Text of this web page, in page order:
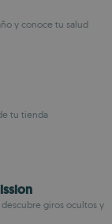
y conoce tu salud
tu tienda
giros ocultos y